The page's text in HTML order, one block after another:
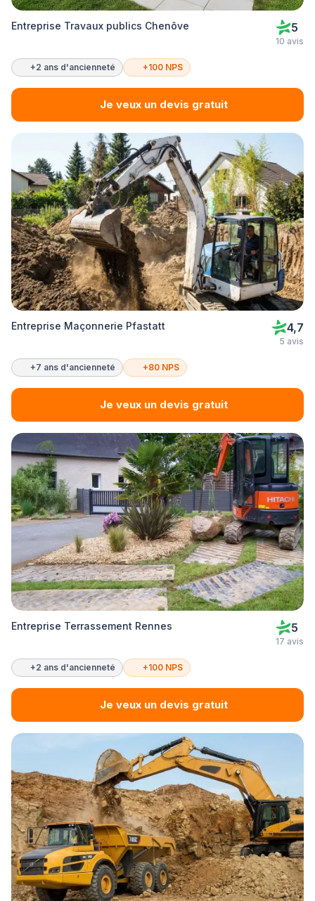
Entreprise Travaux publics Chenôve 5
10 avis
+2 ans d'ancienneté +100 NPS
Je veux un devis gratuit
Entreprise Maçonnerie Pfastatt 4,7
5 avis
+7 ans d'ancienneté +80 NPS
Je veux un devis gratuit
Entreprise Terrassement Rennes 5
17 avis
+2 ans d'ancienneté +100 NPS
Je veux un devis gratuit